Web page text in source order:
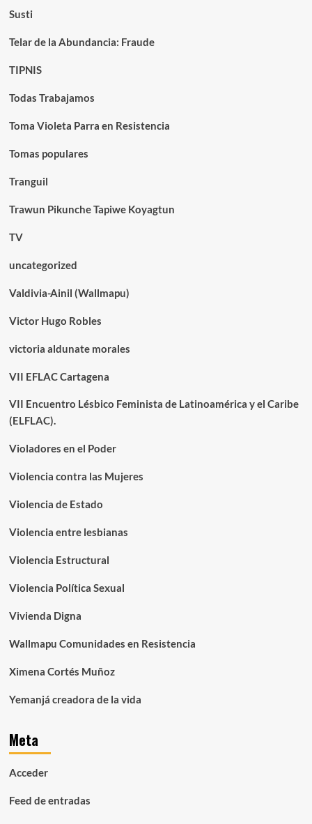
Susti
Telar de la Abundancia: Fraude
TIPNIS
Todas Trabajamos
Toma Violeta Parra en Resistencia
Tomas populares
Tranguil
Trawun Pikunche Tapiwe Koyagtun
TV
uncategorized
Valdivia-Ainil (Wallmapu)
Victor Hugo Robles
victoria aldunate morales
VII EFLAC Cartagena
VII Encuentro Lésbico Feminista de Latinoamérica y el Caribe
(ELFLAC).
Violadores en el Poder
Violencia contra las Mujeres
Violencia de Estado
Violencia entre lesbianas
Violencia Estructural
Violencia Política Sexual
Vivienda Digna
Wallmapu Comunidades en Resistencia
Ximena Cortés Muñoz
Yemanjá creadora de la vida
Meta
Acceder
Feed de entradas